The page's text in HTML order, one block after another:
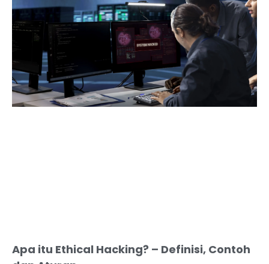
Apa itu Ethical Hacking? – Definisi, Contoh